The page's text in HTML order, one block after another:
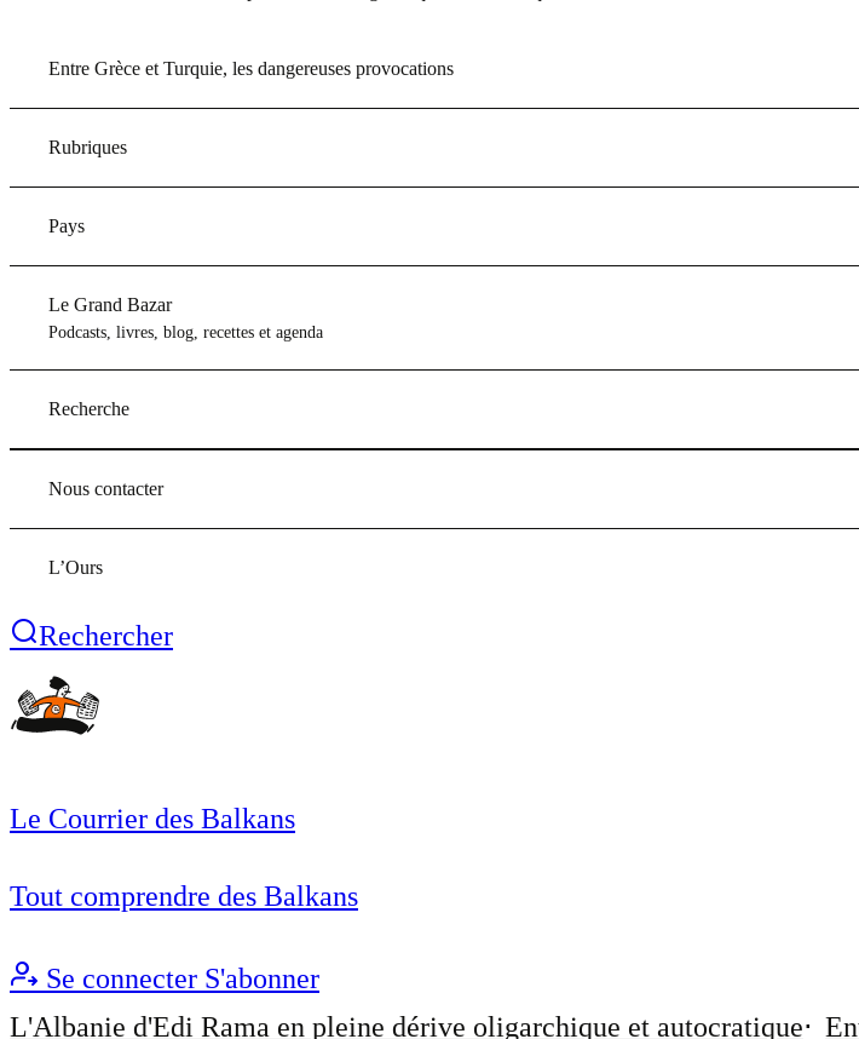
Entre Grèce et Turquie, les dangereuses provocations
Rubriques
Pays
Le Grand Bazar
Podcasts, livres, blog, recettes et agenda
Recherche
Nous contacter
L’Ours
Rechercher
Le Courrier des Balkans
Tout comprendre des Balkans
Se connecter S'abonner
L'Albanie d'Edi Rama en pleine dérive oligarchique et autocratique